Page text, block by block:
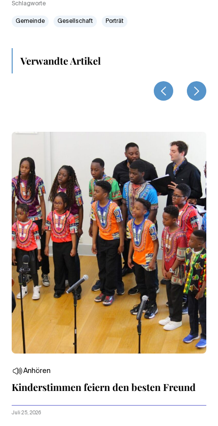
Schlagworte
Gemeinde Gesellschaft Porträt
Verwandte Artikel
Anhören
Kinderstimmen feiern den besten Freund
Juli 25, 2026